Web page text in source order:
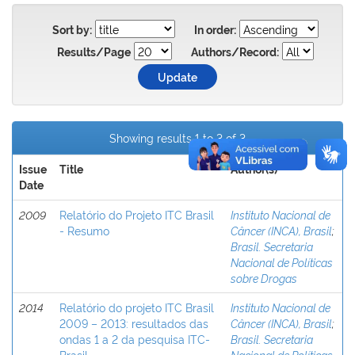
Sort by:
In order:
Results/Page
Authors/Record:
Showing results 1 to 3 of 3
Issue
Date
Title Author(s)
2009
Relatório do Projeto ITC Brasil
- Resumo
Instituto Nacional de
Câncer (INCA), Brasil;
Brasil. Secretaria
Nacional de Políticas
sobre Drogas
2014
Relatório do projeto ITC Brasil
2009 – 2013: resultados das
ondas 1 a 2 da pesquisa ITC-
Instituto Nacional de
Câncer (INCA), Brasil;
Brasil. Secretaria